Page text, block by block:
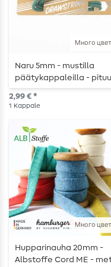
Много
Naru 5mm - mustilla
päätykappaleilla -
115cm
2,99 € *
1 Kappale
Много
Hupparinauha 20mm -
Albstoffe Cord ME -